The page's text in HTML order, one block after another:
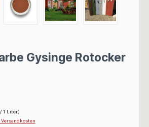
Gysinge Rotocker
1 Liter)